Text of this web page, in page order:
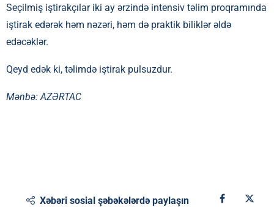
Seçilmiş iştirakçılar iki ay ərzində intensiv təlim proqramında
iştirak edərək həm nəzəri, həm də praktik biliklər əldə
edəcəklər.
Qeyd edək ki, təlimdə iştirak pulsuzdur.
Mənbə:AZƏRTAC
Xəbəri sosial şəbəkələrdə paylaşın